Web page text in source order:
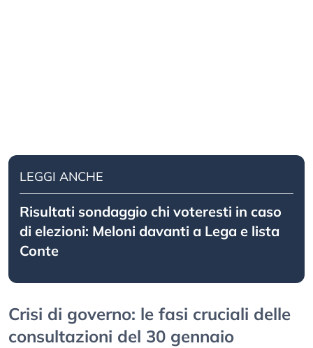
LEGGI ANCHE
Risultati sondaggio chi voteresti in caso
di elezioni: Meloni davanti a Lega e lista
Conte
Crisi di governo: le fasi cruciali delle
consultazioni del 30 gennaio